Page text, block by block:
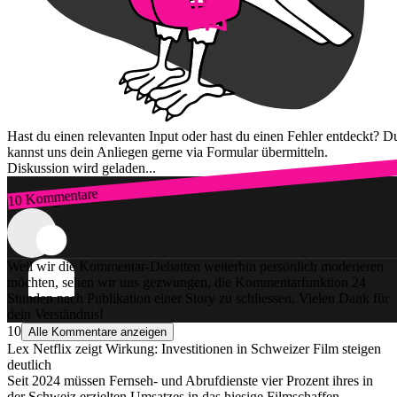
Hast du einen relevanten Input oder hast du einen Fehler entdeckt?
kannst uns dein Anliegen gerne via Formular übermitteln.
Diskussion wird geladen...
10 Kommentare
Zum Login
Weil wir die Kommentar-Debatten weiterhin persönlich moderieren
möchten, sehen wir uns gezwungen, die Kommentarfunktion 24
Stunden nach Publikation einer Story zu schliessen. Vielen Dank für
dein Verständnis!
10 Alle Kommentare anzeigen
Lex Netflix zeigt Wirkung: Investitionen in Schweizer Film steigen
deutlich
Seit 2024 müssen Fernseh- und Abrufdienste vier Prozent ihres in